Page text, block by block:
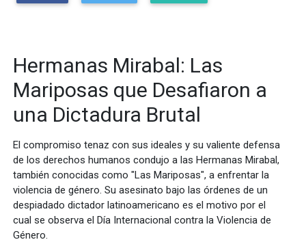
Hermanas Mirabal: Las
Mariposas que Desafiaron a
una Dictadura Brutal
El compromiso tenaz con sus ideales y su valiente defensa
de los derechos humanos condujo a las Hermanas Mirabal,
también conocidas como "Las Mariposas", a enfrentar la
violencia de género. Su asesinato bajo las órdenes de un
despiadado dictador latinoamericano es el motivo por el
cual se observa el Día Internacional contra la Violencia de
Género.